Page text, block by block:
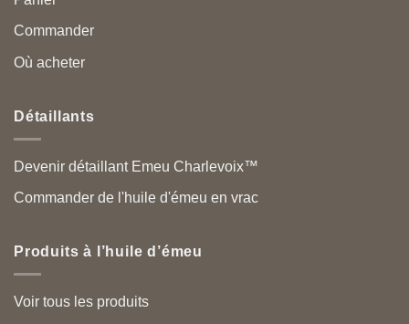
Commander
Où acheter
Détaillants
Devenir détaillant Emeu Charlevoix™
Commander de l'huile d'émeu en vrac
Produits à l’huile d’émeu
Voir tous les produits